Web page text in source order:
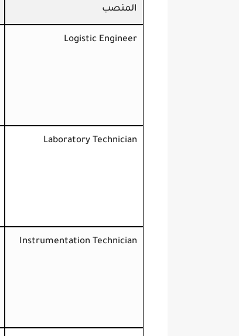
المنصب
Logistic Engineer
Laboratory Technician
Instrumentation Technician